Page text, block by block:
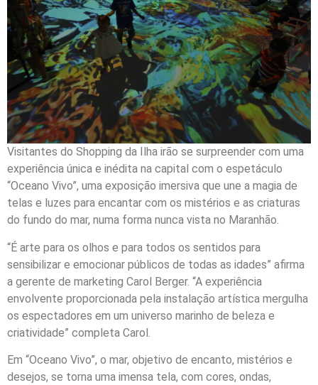
Visitantes do Shopping da Ilha irão se surpreender com uma
experiência única e inédita na capital com o espetáculo
“Oceano Vivo”, uma exposição imersiva que une a magia de
telas e luzes para encantar com os mistérios e as criaturas
do fundo do mar, numa forma nunca vista no Maranhão.
“É arte para os olhos e para todos os sentidos para
sensibilizar e emocionar públicos de todas as idades” afirma
a gerente de marketing Carol Berger. “A experiência
envolvente proporcionada pela instalação artística mergulha
os espectadores em um universo marinho de beleza e
criatividade” completa Carol.
Em “Oceano Vivo”, o mar, objetivo de encanto, mistérios e
desejos, se torna uma imensa tela, com cores, ondas,